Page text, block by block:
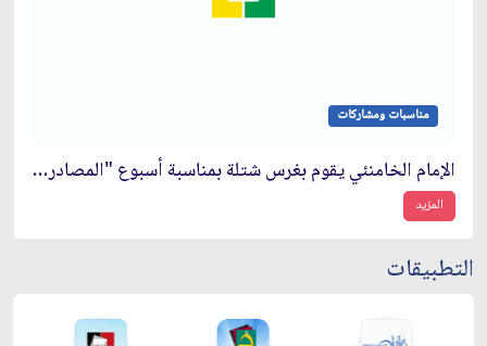
مناسبات ومشاركات
الإمام الخامنئي يقوم بغرس شتلة بمناسبة أسبوع "المصادر الطبيعية"
المزيد
التطبيقات